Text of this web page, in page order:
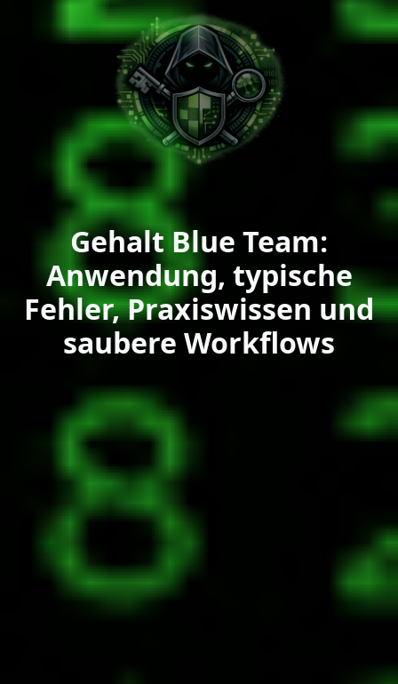
Gehalt Blue Team:
Anwendung, typische
Fehler, Praxiswissen und
saubere Workflows